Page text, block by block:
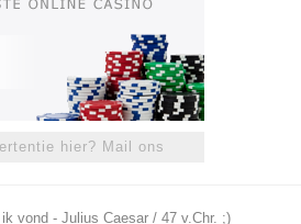
hier? Mail ons
vond - Julius Caesar / 47 v.Chr. ;)